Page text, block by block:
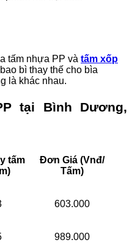
tấm nhựa PP và tấm xốp
bì thay thế cho bìa
là khác nhau.
tại Bình Dương,
tấm
Đơn Giá (Vnđ/
Tấm)
603.000
989.000